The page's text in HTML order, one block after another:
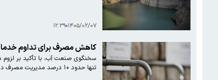
۱۴۰۵/۰۲/۰۷ ۱۲:۳۹
کاهش مصرف برای تداوم
سخنگوی صنعت آب، با تأکید بر
تنها حدود ۱۰ درصد مدیریت مصرف داشته و با توجه به شرایط نامساعد منابع آبی در چهار تا پنج سال اخیر، این میزان باید افزایش یابد.